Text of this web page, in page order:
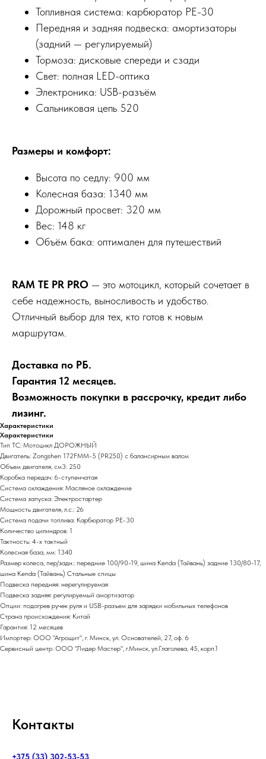
Топливная система: карбюратор PE-30
Передняя и задняя подвеска: амортизаторы
(задний — регулируемый)
Тормоза: дисковые спереди и сзади
Свет: полная LED-оптика
Электроника: USB-разъём
Сальниковая цепь 520
Размеры и комфорт:
Высота по седлу: 900 мм
Колесная база: 1340 мм
Дорожный просвет: 320 мм
Вес: 148 кг
Объём бака: оптимален для путешествий
RAM TE PR PRO — это мотоцикл, который сочетает в
себе надежность, выносливость и удобство.
Отличный выбор для тех, кто готов к новым
маршрутам.
Доставка по РБ.
Гарантия 12 месяцев.
Возможность покупки в рассрочку, кредит либо
лизинг.
Характеристики
Характеристики
Тип ТС: Мотоцикл ДОРОЖНЫЙ
Двигатель: Zongshen 172FMM-5 (PR250) с балансирным валом
Объем двигателя, см3: 250
Коробка передач: 6-ступенчатая
Система охлаждения: Масляное охлаждение
Система запуска: Электростартер
Мощность двигателя, л.с.: 26
Система подачи топлива: Карбюратор PE-30
Количество цилиндров: 1
Тактность: 4-x тактный
Колесная база, мм: 1340
Размер колеса, пер/задн.: передние 100/90-19, шина Kenda (Тайвань) задние 130/80-17,
шина Kenda (Тайвань) Стальные спицы
Подвеска передняя: нерегулируемая
Подвеска задняя: регулируемый амортизатор
Опции: подогрев ручек руля и USB-разъем для зарядки мобильных телефонов
Страна происхождения: Китай
Гарантия: 12 месяцев
Импортер: ООО "Агрощит", г. Минск, ул. Основателей, 27, оф. 6
Сервисный центр: ООО "Лидер Мастер", г.Минск, ул.Глаголева, 45, корп.1
Контакты
+375 (33) 302-53-53